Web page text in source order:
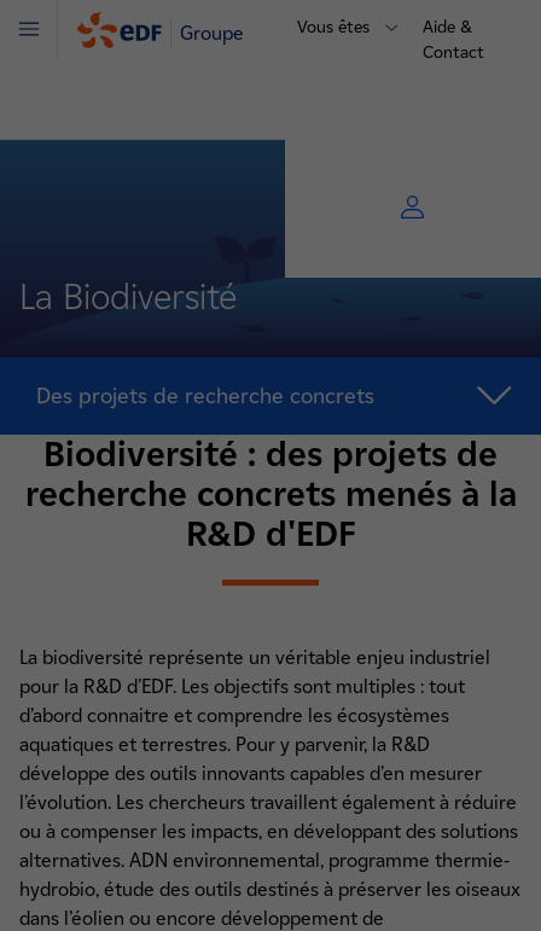
Groupe Vous êtes
Aide &
Contact
Menu
La Biodiversité
Des projets de recherche concrets
Biodiversité : des projets de
recherche concrets menés à la
R&D d'EDF
La biodiversité représente un véritable enjeu industriel
pour la R&D d’EDF. Les objectifs sont multiples : tout
d’abord connaitre et comprendre les écosystèmes
aquatiques et terrestres. Pour y parvenir, la R&D
développe des outils innovants capables d’en mesurer
l’évolution. Les chercheurs travaillent également à réduire
ou à compenser les impacts, en développant des solutions
alternatives. ADN environnemental, programme thermie-
hydrobio, étude des outils destinés à préserver les oiseaux
dans l’éolien ou encore développement de